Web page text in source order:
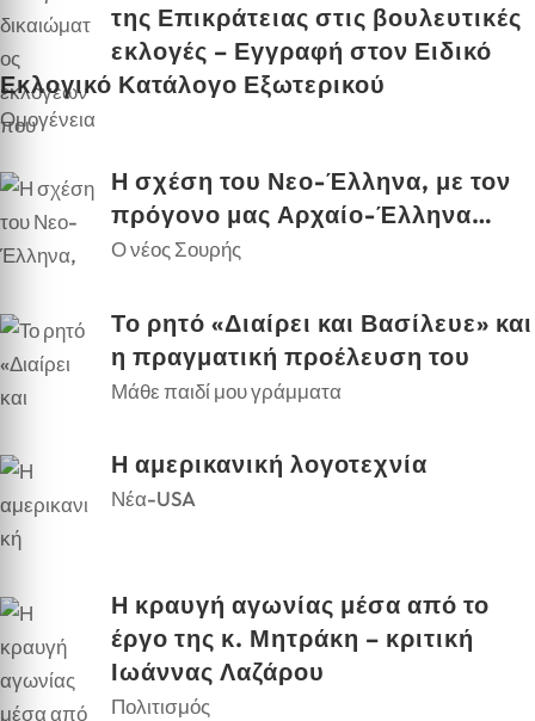
της Επικράτειας στις βουλευτικές
εκλογές – Εγγραφή στον Ειδικό
Εκλογικό Κατάλογο Εξωτερικού
Ομογένεια
Η σχέση του Νεο-Έλληνα, με τον
πρόγονο μας Αρχαίο-Έλληνα…
Ο νέος Σουρής
Το ρητό «Διαίρει και Βασίλευε» και
η πραγματική προέλευση του
Μάθε παιδί μου γράμματα
Η αμερικανική λογοτεχνία
Νέα-USA
Η κραυγή αγωνίας μέσα από το
έργο της κ. Μητράκη – κριτική
Ιωάννας Λαζάρου
Πολιτισμός